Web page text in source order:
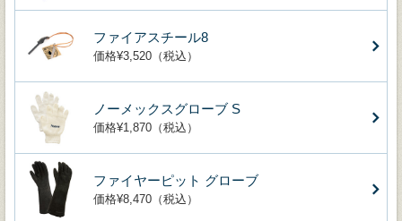
ファイアスチール8
価格¥3,520（税込）
ノーメックスグローブ S
価格¥1,870（税込）
ファイヤーピット グローブ
価格¥8,470（税込）